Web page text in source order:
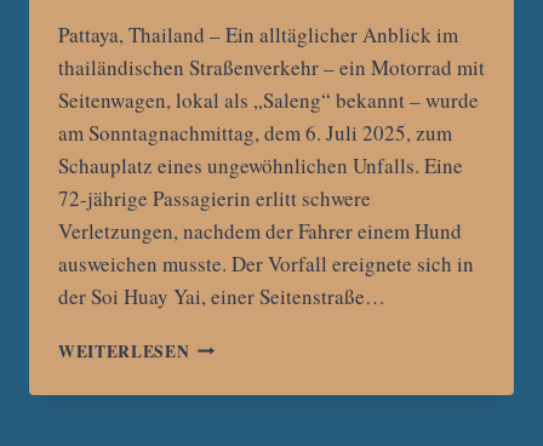
Pattaya, Thailand – Ein alltäglicher Anblick im
thailändischen Straßenverkehr – ein Motorrad mit
Seitenwagen, lokal als „Saleng“ bekannt – wurde
am Sonntagnachmittag, dem 6. Juli 2025, zum
Schauplatz eines ungewöhnlichen Unfalls. Eine
72-jährige Passagierin erlitt schwere
Verletzungen, nachdem der Fahrer einem Hund
ausweichen musste. Der Vorfall ereignete sich in
der Soi Huay Yai, einer Seitenstraße…
WEITERLESENMOTORRADFAHRER
NACH